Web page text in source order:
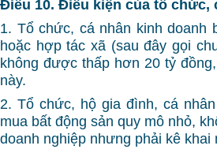
Điều 10. Điều kiện của tổ chức,
1. Tổ chức, cá nhân kinh doanh
hoặc hợp tác xã (sau đây gọi
không được thấp hơn 20 tỷ
này.
2. Tổ chức, hộ gia đình, cá
mua bất động sản quy mô nhỏ,
doanh nghiệp nhưng phải kê